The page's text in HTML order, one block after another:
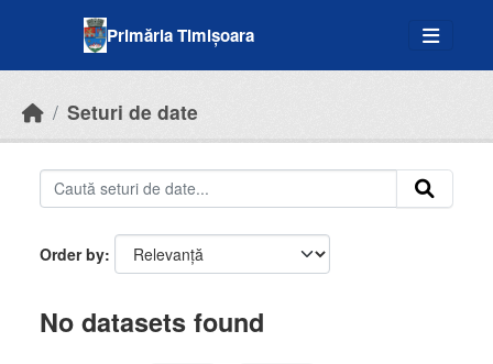
Primăria Timișoara
Seturi de date
Order by
No datasets found